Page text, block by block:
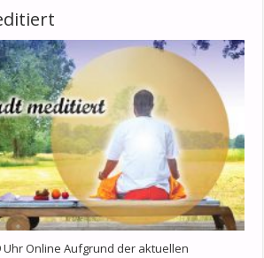
Uhr Online Aufgrund der aktuellen